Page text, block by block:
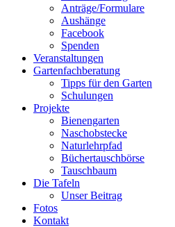
Anträge/Formulare
Aushänge
Facebook
Spenden
Veranstaltungen
Gartenfachberatung
Tipps für den Garten
Schulungen
Projekte
Bienengarten
Naschobstecke
Naturlehrpfad
Büchertauschbörse
Tauschbaum
Die Tafeln
Unser Beitrag
Fotos
Kontakt